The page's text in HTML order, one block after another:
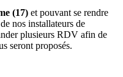
(17) et pouvant se rendre
nos installateurs de
plusieurs RDV afin de
seront proposés.